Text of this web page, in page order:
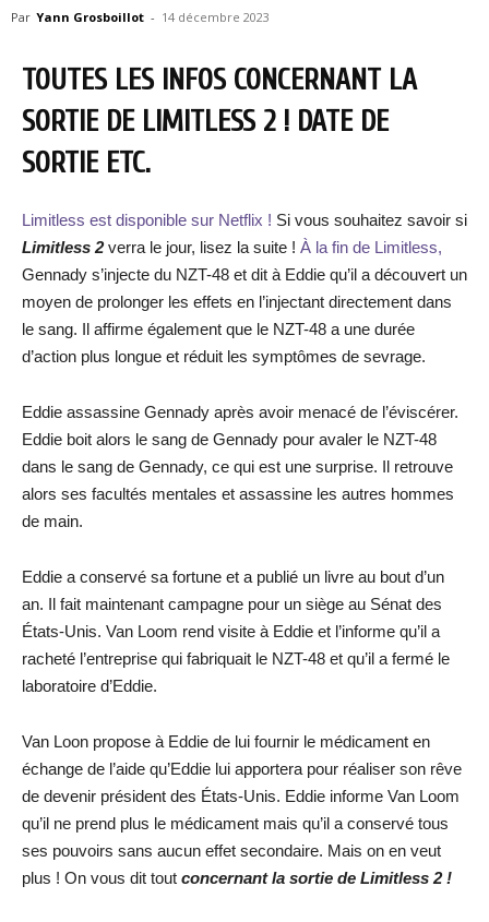
Par Yann Grosboillot - 14 décembre 2023
TOUTES LES INFOS CONCERNANT LA
SORTIE DE LIMITLESS 2 ! DATE DE
SORTIE ETC.
Limitless est disponible sur Netflix ! Si vous souhaitez savoir si
Limitless 2verra le jour, lisez la suite ! À la fin de Limitless,
Gennady s’injecte du NZT-48 et dit à Eddie qu’il a découvert un
moyen de prolonger les effets en l’injectant directement dans
le sang. Il affirme également que le NZT-48 a une durée
d’action plus longue et réduit les symptômes de sevrage.
Eddie assassine Gennady après avoir menacé de l’éviscérer.
Eddie boit alors le sang de Gennady pour avaler le NZT-48
dans le sang de Gennady, ce qui est une surprise. Il retrouve
alors ses facultés mentales et assassine les autres hommes
de main.
Eddie a conservé sa fortune et a publié un livre au bout d’un
an. Il fait maintenant campagne pour un siège au Sénat des
États-Unis. Van Loom rend visite à Eddie et l’informe qu’il a
racheté l’entreprise qui fabriquait le NZT-48 et qu’il a fermé le
laboratoire d’Eddie.
Van Loon propose à Eddie de lui fournir le médicament en
échange de l’aide qu’Eddie lui apportera pour réaliser son rêve
de devenir président des États-Unis. Eddie informe Van Loom
qu’il ne prend plus le médicament mais qu’il a conservé tous
ses pouvoirs sans aucun effet secondaire. Mais on en veut
plus ! On vous dit tout concernant la sortie de Limitless 2 !